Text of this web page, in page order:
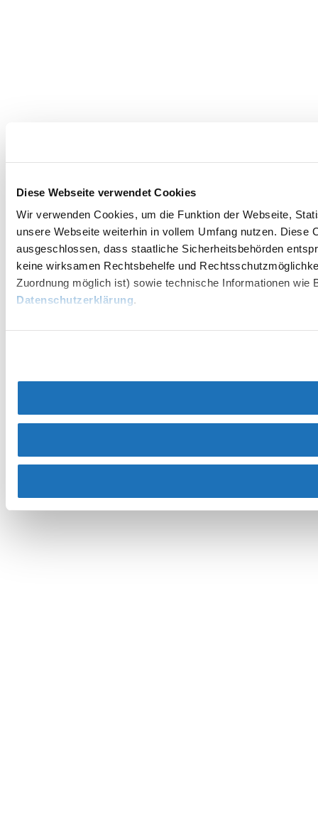
Diese Webseite verwendet Cookies
Wir verwenden Cookies, um die Funktion der Webseite,
unsere Webseite weiterhin in vollem Umfang nutzen.
ausgeschlossen, dass staatliche Sicherheitsbehörden
keine wirksamen Rechtsbehelfe und
Zuordnung möglich ist) sowie technische Informationen
Datenschutzerklärung.